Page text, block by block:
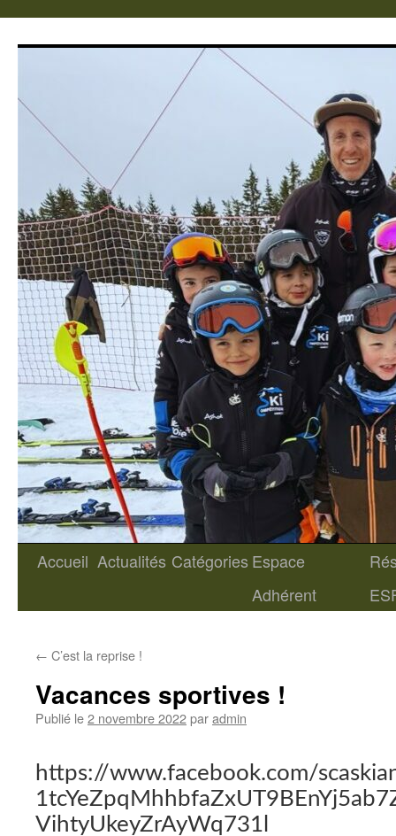
Aller
Accueil Actualités Catégories Espace
Adhérent
← C’est la reprise !
Vacances sportives !
Publié le2 novembre 2022paradmin
https://www.facebook.com/
VihtyUkeyZrAyWq731l